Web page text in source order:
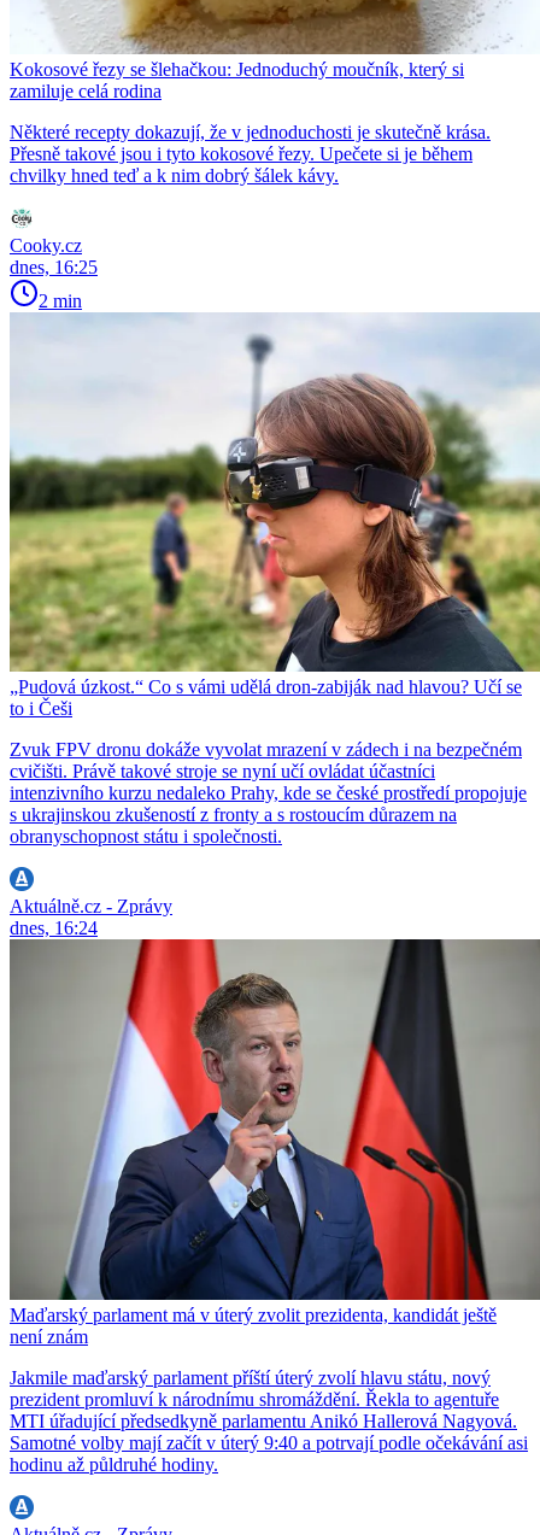
Kokosové řezy se šlehačkou: Jednoduchý moučník, který si
zamiluje celá rodina
Některé recepty dokazují, že v jednoduchosti je skutečně krása.
Přesně takové jsou i tyto kokosové řezy. Upečete si je během
chvilky hned teď a k nim dobrý šálek kávy.
Cooky.cz
dnes, 16:25
2 min
„Pudová úzkost.“ Co s vámi udělá dron-zabiják nad hlavou? Učí se
to i Češi
Zvuk FPV dronu dokáže vyvolat mrazení v zádech i na bezpečném
cvičišti. Právě takové stroje se nyní učí ovládat účastníci
intenzivního kurzu nedaleko Prahy, kde se české prostředí propojuje
s ukrajinskou zkušeností z fronty a s rostoucím důrazem na
obranyschopnost státu i společnosti.
Aktuálně.cz - Zprávy
dnes, 16:24
Maďarský parlament má v úterý zvolit prezidenta, kandidát ještě
není znám
Jakmile maďarský parlament příští úterý zvolí hlavu státu, nový
prezident promluví k národnímu shromáždění. Řekla to agentuře
MTI úřadující předsedkyně parlamentu Anikó Hallerová Nagyová.
Samotné volby mají začít v úterý 9:40 a potrvají podle očekávání asi
hodinu až půldruhé hodiny.